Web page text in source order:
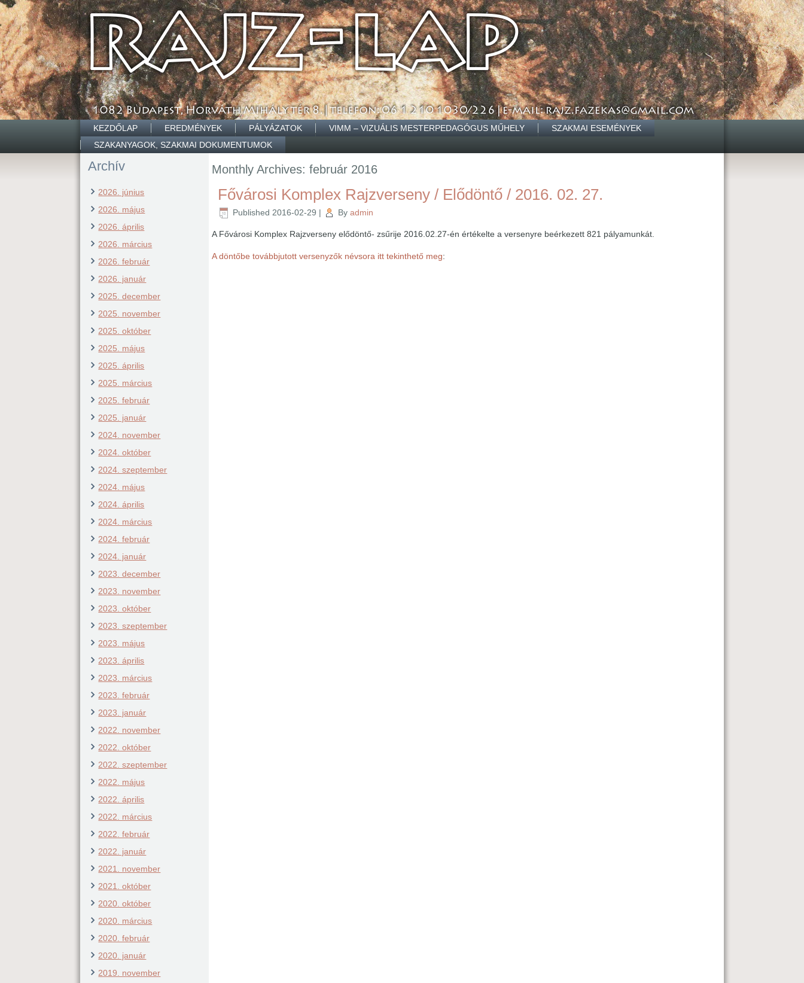
KEZDŐLAP EREDMÉNYEK PÁLYÁZATOK VIMM – VIZUÁLIS MESTERPEDAGÓGUS MŰHELY
SZAKMAI ESEMÉNYEK
SZAKANYAGOK, SZAKMAI DOKUMENTUMOK
Archív
2026. június
2026. május
2026. április
2026. március
2026. február
2026. január
2025. december
2025. november
2025. október
2025. május
2025. április
2025. március
2025. február
2025. január
2024. november
2024. október
2024. szeptember
2024. május
2024. április
2024. március
2024. február
2024. január
2023. december
2023. november
2023. október
2023. szeptember
2023. május
2023. április
2023. március
2023. február
2023. január
2022. november
2022. október
2022. szeptember
2022. május
2022. április
2022. március
2022. február
2022. január
2021. november
2021. október
2020. október
2020. március
2020. február
2020. január
2019. november
Monthly Archives:február 2016
Fővárosi Komplex Rajzverseny / Elődöntő / 2016. 02. 27.
Published 2016-02-29 | By admin
A Fővárosi Komplex Rajzverseny elődöntő- zsűrije 2016.02.27-én értékelte a versenyre beérkezett 821 pályamunkát.
A döntőbe továbbjutott versenyzők névsora itt tekinthető meg: